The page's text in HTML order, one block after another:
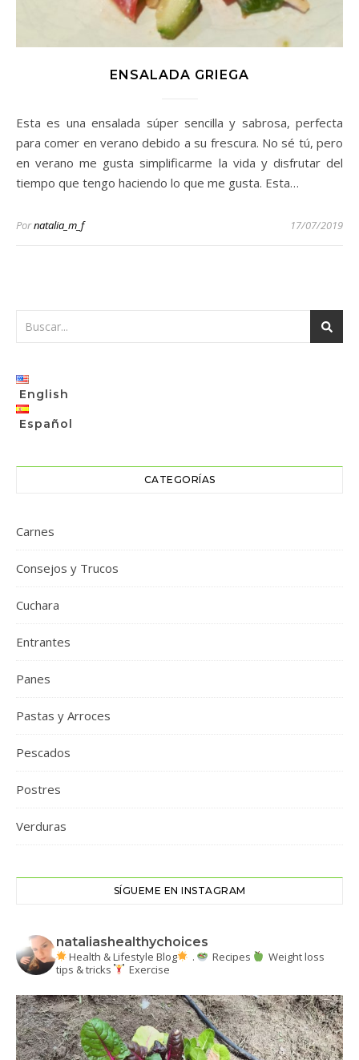
ENSALADA GRIEGA
Esta es una ensalada súper sencilla y sabrosa, perfecta
para comer en verano debido a su frescura. No sé tú, pero
en verano me gusta simplificarme la vida y disfrutar del
tiempo que tengo haciendo lo que me gusta. Esta…
Pornatalia_m_f 17/07/2019
English
Español
CATEGORÍAS
Carnes
Consejos y Trucos
Cuchara
Entrantes
Panes
Pastas y Arroces
Pescados
Postres
Verduras
SÍGUEME EN INSTAGRAM
nataliashealthychoices
Health & Lifestyle Blog . Recipes
Weight loss
tips & tricks
Exercise